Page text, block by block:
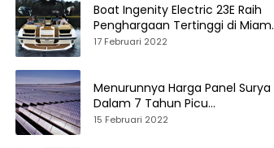
Boat Ingenity Electric 23E Raih
Penghargaan Tertinggi di Miami
International Boat Show
17 Februari 2022
Menurunnya Harga Panel Surya
Dalam 7 Tahun Picu
Tumbuhnya PLTS Global
15 Februari 2022